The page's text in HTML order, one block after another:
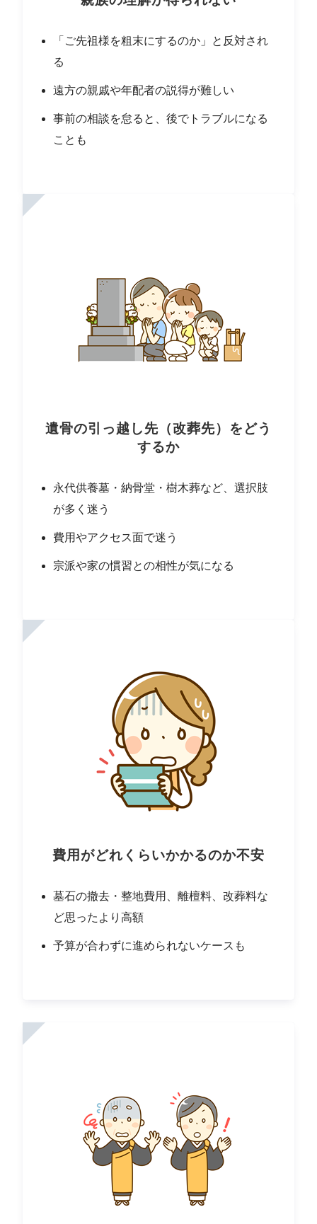
「ご先祖様を粗末にするのか」と反対され
る
遠方の親戚や年配者の説得が難しい
事前の相談を怠ると、後でトラブルになる
ことも
遺骨の引っ越し先（改葬先）をどう
するか
永代供養墓・納骨堂・樹木葬など、選択肢
が多く迷う
費用やアクセス面で迷う
宗派や家の慣習との相性が気になる
費用がどれくらいかかるのか不安
墓石の撤去・整地費用、離檀料、改葬料な
ど思ったより高額
予算が合わずに進められないケースも